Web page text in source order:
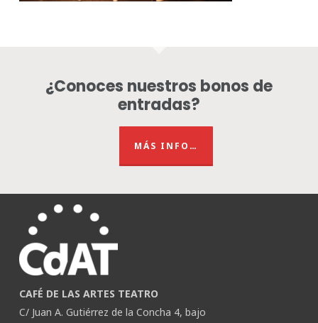
¿Conoces nuestros bonos de
entradas?
MÁS INFO…
CAFÉ DE LAS ARTES TEATRO
C/ Juan A. Gutiérrez de la Concha 4, bajo